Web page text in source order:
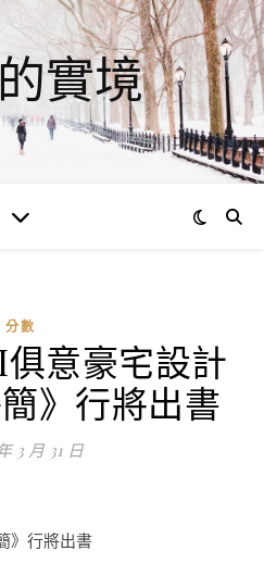
實境
分數
意豪宅設計
》行將出書
3 月 31 日
》行將出書